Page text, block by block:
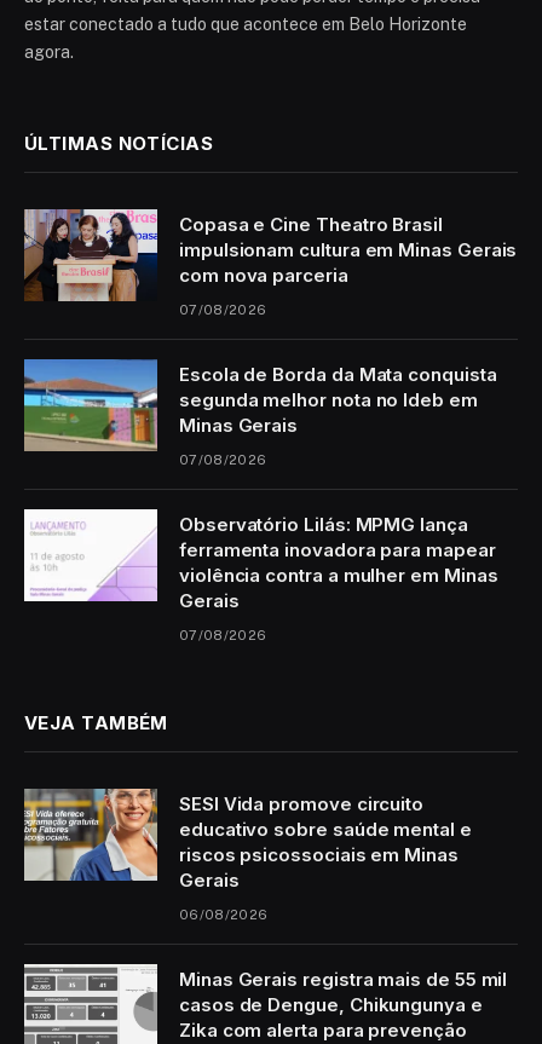
estar conectado a tudo que acontece em Belo Horizonte
agora.
ÚLTIMAS NOTÍCIAS
Copasa e Cine Theatro Brasil
impulsionam cultura em Minas Gerais
com nova parceria
07/08/2026
Escola de Borda da Mata conquista
segunda melhor nota no Ideb em
Minas Gerais
07/08/2026
Observatório Lilás: MPMG lança
ferramenta inovadora para mapear
violência contra a mulher em Minas
Gerais
07/08/2026
VEJA TAMBÉM
SESI Vida promove circuito
educativo sobre saúde mental e
riscos psicossociais em Minas
Gerais
06/08/2026
Minas Gerais registra mais de 55 mil
casos de Dengue, Chikungunya e
Zika com alerta para prevenção